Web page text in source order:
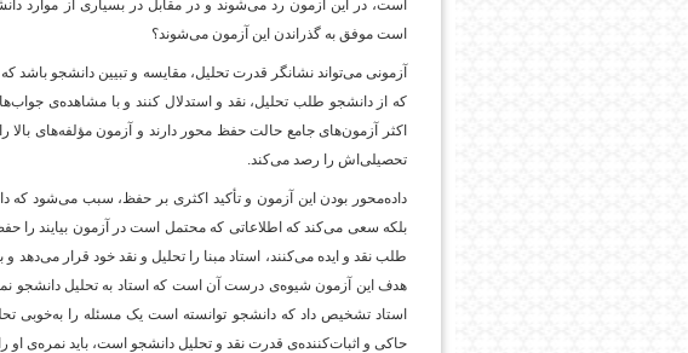
است، در این آزمون رد می‌شوند و در مقابل در بسیاری از موارد
است موفق به گذراندن این آزمون می‌شوند؟
آزمونی می‌تواند نشانگر قدرت تحلیل، مقایسه و تبیین دانشجو
که از دانشجو طلب تحلیل، نقد و استدلال کنند و با مشاهده‌ی
اکثر آزمون‌های جامع حالت حفظ محور دارند و آزمون مؤلفه‌های بالا
تحصیلی‌اش را رصد می‌کند.
داده‌محور بودن این آزمون و تأکید اکثری بر حفظ، سبب می‌شود که
بلکه سعی می‌کند که اطلاعاتی که محتمل است در آزمون بیایند را
طلب نقد و ایده می‌کنند، استاد مبنا را تحلیل و نقد خود قرار می‌دهد
هدف این آزمون شیوه‌ی درست آن است که استاد به تحلیل دانشجو
استاد تشخیص داد که دانشجو توانسته است یک مسئله را به‌خوبی
حاکی و اثبات‌کننده‌ی قدرت نقد و تحلیل دانشجو است، باید نمره‌ی او